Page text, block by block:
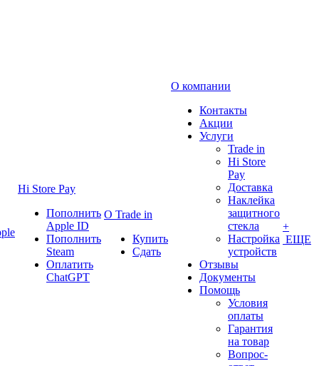
Hi Store Pay
Пополнить
Apple ID
Пополнить
Steam
Оплатить
ChatGPT
О Trade in
Купить
Сдать
О компании
Контакты
Акции
Услуги
Trade in
Hi Store
Pay
Доставка
Наклейка
защитного
стекла
Настройка
устройств
Отзывы
Документы
Помощь
Условия
оплаты
Гарантия
на товар
Вопрос-
+
ЕЩЕ